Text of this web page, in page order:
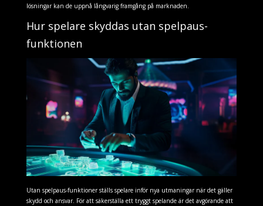
lösningar kan de uppnå långvarig framgång på marknaden.
Hur spelare skyddas utan spelpaus-
funktionen
Utan spelpaus-funktioner ställs spelare inför nya utmaningar när det gäller
skydd och ansvar. För att säkerställa ett tryggt spelande är det avgörande att